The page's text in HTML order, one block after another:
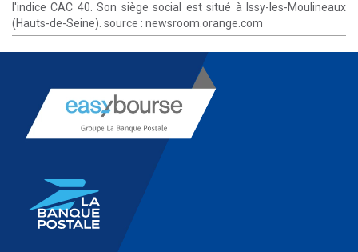
l'indice CAC 40. Son siège social est situé à Issy-les-Moulineaux
(Hauts-de-Seine). source : newsroom.orange.com